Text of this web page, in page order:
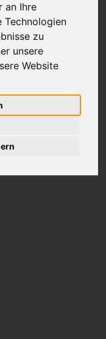
an Ihre
Technologien
zu
unsere
Website